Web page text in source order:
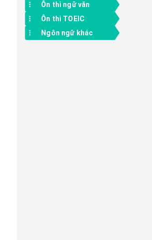
Ôn thi ngữ văn
Ôn thi TOEIC
Ngôn ngữ khác